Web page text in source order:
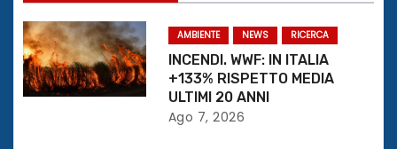
z
i
o
AMBIENTE NEWS RICERCA
INCENDI. WWF: IN ITALIA
+133% RISPETTO MEDIA
ULTIMI 20 ANNI
Ago 7, 2026